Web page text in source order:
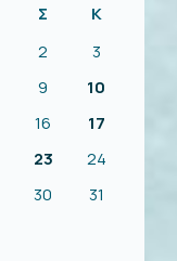
Σ
Κ
2
3
9
10
16
17
23
24
30 31